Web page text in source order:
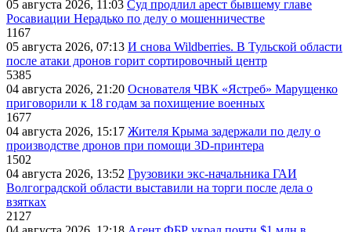
05 августа 2026, 11:03 Суд продлил арест бывшему главе
Росавиации Нерадько по делу о мошенничестве
1167
05 августа 2026, 07:13 И снова Wildberries. В Тульской области
после атаки дронов горит сортировочный центр
5385
04 августа 2026, 21:20 Основателя ЧВК «Ястреб» Марущенко
приговорили к 18 годам за похищение военных
1677
04 августа 2026, 15:17 Жителя Крыма задержали по делу о
производстве дронов при помощи 3D‑принтера
1502
04 августа 2026, 13:52 Грузовики экс-начальника ГАИ
Волгоградской области выставили на торги после дела о
взятках
2127